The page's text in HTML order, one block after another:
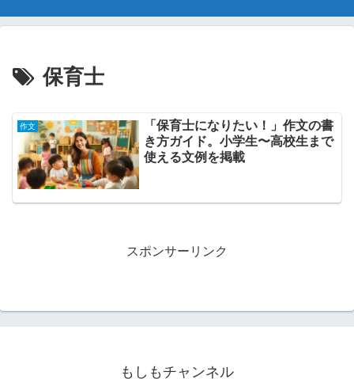
保育士
作文
「保育士になりたい！」作文の書
き方ガイド。小学生〜高校生まで
使える文例を掲載
スポンサーリンク
もしもチャンネル